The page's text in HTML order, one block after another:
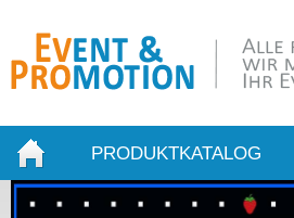
PRODUKTKATALOG